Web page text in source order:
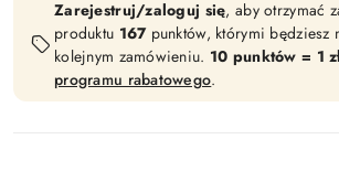
Zarejestruj/zaloguj się, aby otrzymać
produktu 167punktów, którymi będziesz
kolejnym zamówieniu. 10 punktów = 1
programu rabatowego.